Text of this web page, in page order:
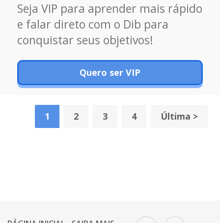
Seja VIP para aprender mais rápido
e falar direto com o Dib para
conquistar seus objetivos!
Quero ser VIP
1 2 3 4 Última >